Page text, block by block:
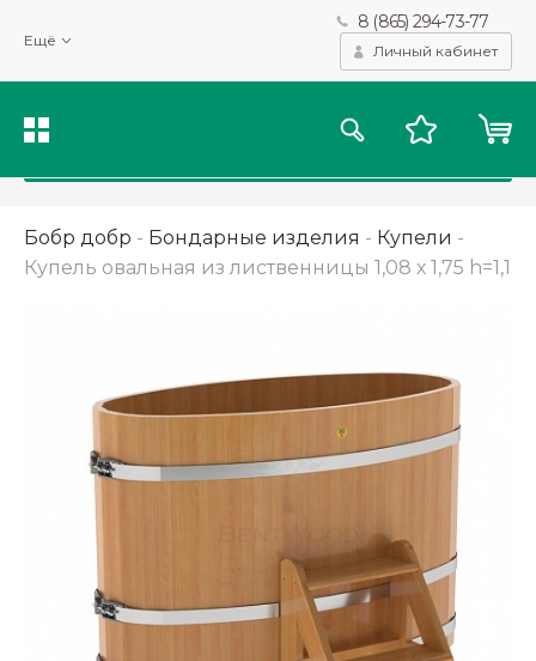
Ещё
8 (865) 294-73-77
Личный кабинет
Бобр добр - Бондарные изделия - Купели -
Купель овальная из лиственницы 1,08 х 1,75 h=1,1
Мы используем файлы cookie и другие подобные технологии
для получения данных с целью сбора статистики, повышения
качества рекомендаций и предоставления вам возможности
персонализированного просмотра.Подробнее